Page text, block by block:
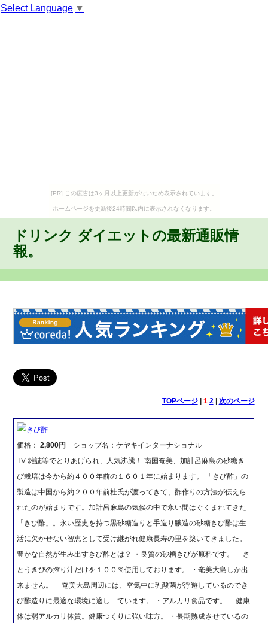
Select Language ▼
[PR] この広告は3ヶ月以上更新がないため表示されています。
ホームページを更新後24時間以内に表示されなくなります。
ドリンク ダイエットの最新通販情
報。
TOPページ| 1 2| 次のページ
きび酢
価格：2,800円
ショップ名：ケヤキインターナショナル
TV 雑誌等でとりあげられ、人気沸騰！ 南国奄美、加計呂麻島の砂糖き
び栽培は今から約４００年前の１６０１年に始まります。 「きび酢」の
製造は中国から約２００年前杜氏が渡ってきて、酢作りの方法が伝えら
れたのが始まりです。加計呂麻島の気候の中で永い間はぐくまれてきた
「きび酢」。永い歴史を持つ黒砂糖造りと手造り醸造の砂糖きび酢は生
活に欠かせない智恵として受け継がれ健康長寿の里を築いてきました。
豊かな自然が生み出すきび酢とは？ ・良質の砂糖きびが原料です。 さ
とうきびの搾り汁だけを１００％使用しております。 ・奄美大島しか出
来ません。 奄美大島周辺には、空気中に乳酸菌が浮遊しているのでき
び酢造りに最適な環境に適し ています。 ・アルカリ食品です。 健康
体は弱アルカリ体質。健康つくりに強い味方。 ・長期熟成させているの